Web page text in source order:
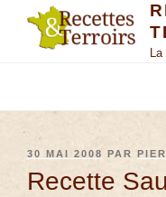
30 MAI 2008 PAR
Recette